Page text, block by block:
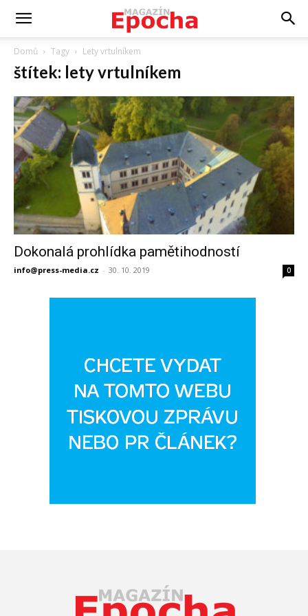
Domů Tagy Lety vrtulníkem
štítek: lety vrtulníkem
Dokonalá prohlídka pamětihodností
info@press-media.cz - 30. 10. 2019 0